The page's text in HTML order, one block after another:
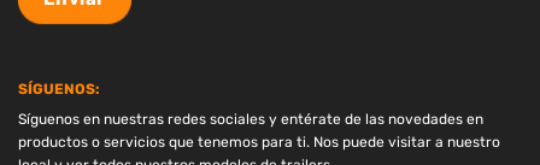
SÍGUENOS:
Síguenos en nuestras redes sociales y entérate de las novedades en
productos o servicios que tenemos para ti. Nos puede visitar a nuestro